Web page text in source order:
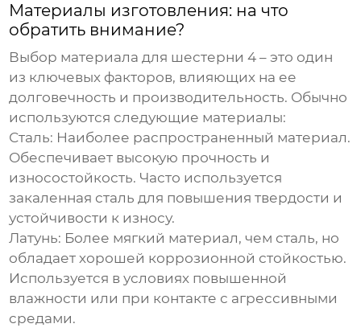
Материалы изготовления: на что
обратить внимание?
Выбор материала для шестерни 4 – это один
из ключевых факторов, влияющих на ее
долговечность и производительность. Обычно
используются следующие материалы:
Сталь: Наиболее распространенный материал.
Обеспечивает высокую прочность и
износостойкость. Часто используется
закаленная сталь для повышения твердости и
устойчивости к износу.
Латунь: Более мягкий материал, чем сталь, но
обладает хорошей коррозионной стойкостью.
Используется в условиях повышенной
влажности или при контакте с агрессивными
средами.